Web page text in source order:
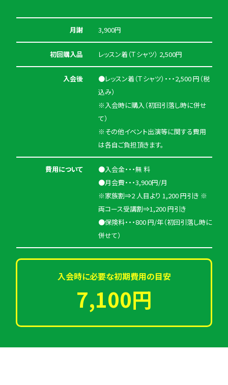
月謝 3,900円
初回購入品 レッスン着（Ｔシャツ） 2,500円
入会後
●レッスン着（Ｔシャツ）・・・2,500 円（税
込み）
※入会時に購入（初回引落し時に併せ
て）
※その他イベント出演等に関する費用
は各自ご負担頂きます。
費用について
●入会金・・・無 料
●月会費・・・3,900円/月
※家族割⇒2 人目より 1,200 円引き ※
両コース受講割⇒1,200 円引き
●保険料・・・800 円/年（初回引落し時に
併せて）
入会時に必要な初期費用の目安
7,100円